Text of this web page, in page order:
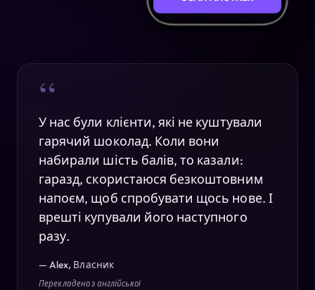
“
У нас були клієнти, які не куштували
гарячий шоколад. Коли вони
набирали шість балів, то казали:
гаразд, скористаюся безкоштовним
напоєм, щоб спробувати щось нове. І
врешті купували його наступного
разу.
— Alex, Власник
Перекладено з англійської